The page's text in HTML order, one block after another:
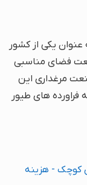
عنوان یکی از کشور
فضای مناسبی
مرغداری این
فراورده های طیور